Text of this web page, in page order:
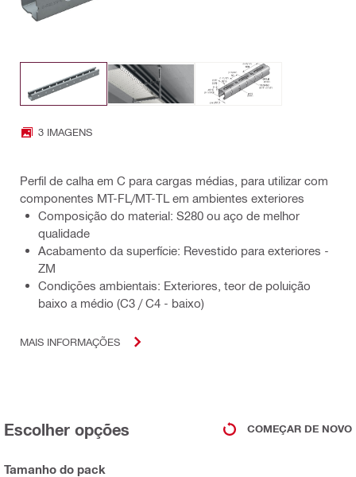
3 IMAGENS
Perfil de calha em C para cargas médias, para utilizar com
componentes MT-FL/MT-TL em ambientes exteriores
Composição do material: S280 ou aço de melhor
qualidade
Acabamento da superfície: Revestido para exteriores -
ZM
Condições ambientais: Exteriores, teor de poluição
baixo a médio (C3 / C4 - baixo)
MAIS INFORMAÇÕES
Escolher opções COMEÇAR DE NOVO
Tamanho do pack